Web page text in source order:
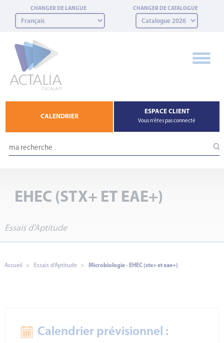
Panneau de gestion des cookies
CHANGER DE LANGUE CHANGER DE CATALOGUE
CALENDRIER
ESPACE CLIENT
Vous n'êtes pas connecté
EHEC (STX+ ET EAE+)
Essais d'Aptitude
Accueil Essais d'Aptitude Microbiologie - EHEC (stx+ et eae+)
Calendrier prévisionnel :